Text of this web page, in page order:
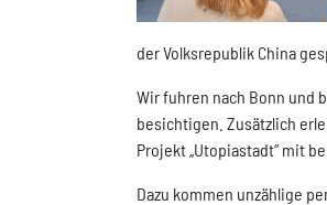
der Volksrepublik China
Wir fuhren nach Bonn und
besichtigen. Zusätzlich
Projekt „Utopiastadt“ mit
Dazu kommen unzählige